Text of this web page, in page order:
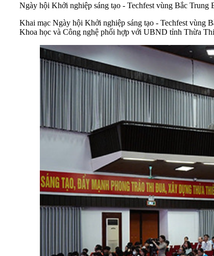
Ngày hội Khởi nghiệp sáng tạo - Techfest vùng Bắc
Khai mạc Ngày hội Khởi nghiệp sáng tạo - Techfest vùng
Khoa học và Công nghệ phối hợp với UBND tỉnh Thừa